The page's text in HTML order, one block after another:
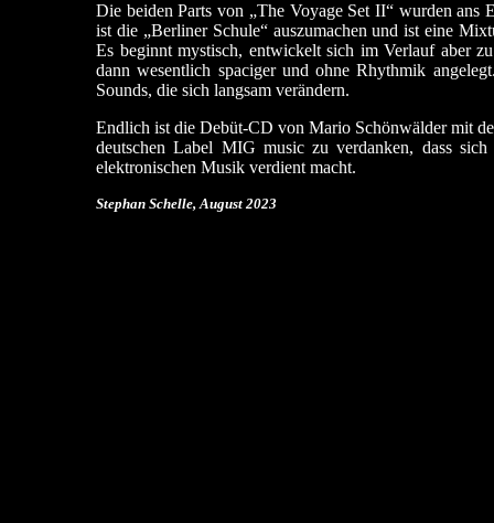
Die beiden Parts von „The Voyage Set II“ wurden ans
ist die „Berliner Schule“ auszumachen und ist eine
Es beginnt mystisch, entwickelt sich im Verlauf aber
dann wesentlich spaciger und ohne Rhythmik
Sounds, die sich langsam verändern.
Endlich ist die Debüt-CD von Mario Schönwälder mit
deutschen Label MIG music zu verdanken, dass
elektronischen Musik verdient macht.
Stephan Schelle, August 2023